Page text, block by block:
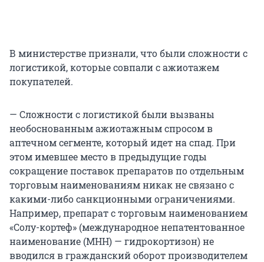
В министерстве признали, что были сложности с
логистикой, которые совпали с ажиотажем
покупателей.
— Сложности с логистикой были вызваны
необоснованным ажиотажным спросом в
аптечном сегменте, который идет на спад. При
этом имевшее место в предыдущие годы
сокращение поставок препаратов по отдельным
торговым наименованиям никак не связано с
какими-либо санкционными ограничениями.
Например, препарат с торговым наименованием
«Солу-кортеф» (международное непатентованное
наименование (МНН) — гидрокортизон) не
вводился в гражданский оборот производителем